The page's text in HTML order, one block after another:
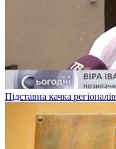
Підставна качка